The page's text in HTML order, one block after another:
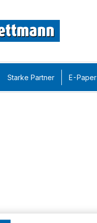
Starke Partner E-Paper